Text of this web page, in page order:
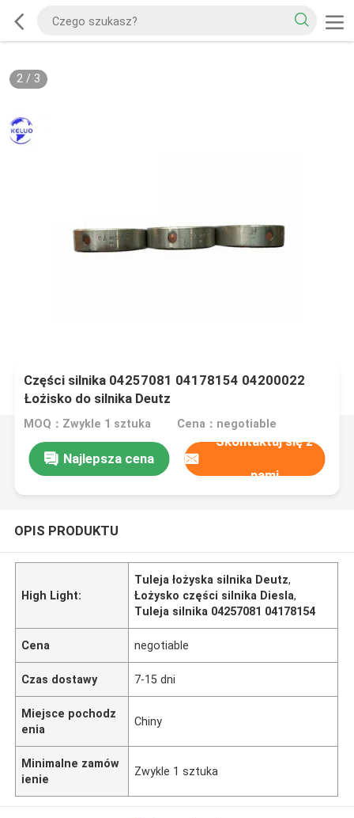
2/ 3
Części silnika 04257081 04178154 04200022
Łożisko do silnika Deutz
MOQ：Zwykle 1 sztuka Cena：negotiable
Najlepsza cena
Skontaktuj się z
nami
OPIS PRODUKTU
High Light:
Tuleja łożyska silnika Deutz,
Łożysko części silnika Diesla,
Tuleja silnika 04257081 04178154
Cena negotiable
Czas dostawy 7-15 dni
Miejsce pochodz
enia
Chiny
Minimalne zamów
ienie
Zwykle 1 sztuka